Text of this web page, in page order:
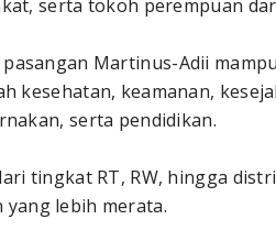
serta tokoh perempuan
Martinus-Adii
kesehatan, keamanan,
serta pendidikan.
tingkat RT, RW, hingga
lebih merata.